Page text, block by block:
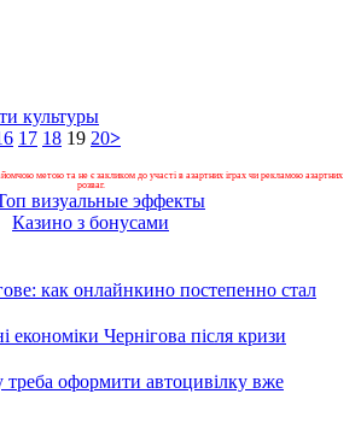
культуры
17 18 19 20>
метою та не є закликом до участі в азартних іграх чи рекламою азартних
розваг.
Казино з бонусами
как онлайнкино постепенно стал
економіки Чернігова після кризи
оформити автоцивілку вже